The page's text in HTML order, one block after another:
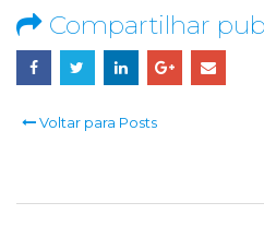
Compartilhar
Voltar para Posts